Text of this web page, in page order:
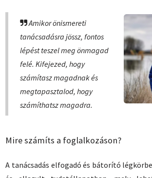
Amikor önismereti
tanácsadásra jössz, fontos
lépést teszel meg önmagad
felé. Kifejezed, hogy
számítasz magadnak és
megtapasztalod, hogy
számíthatsz magadra.
Mire számíts a foglalkozáson?
A tanácsadás elfogadó és bátorító